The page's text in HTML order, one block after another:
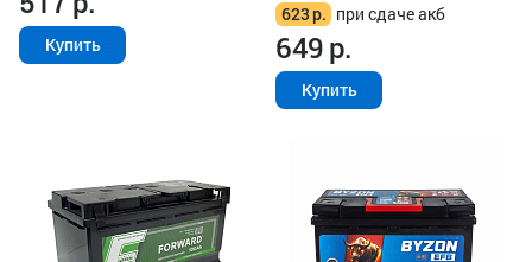
Купить
623р. при сдаче акб
649р.
Купить